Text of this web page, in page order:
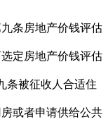
条房地产价钱评估
定房地产价钱评估
条被征收人合适住
或者申请供给公共